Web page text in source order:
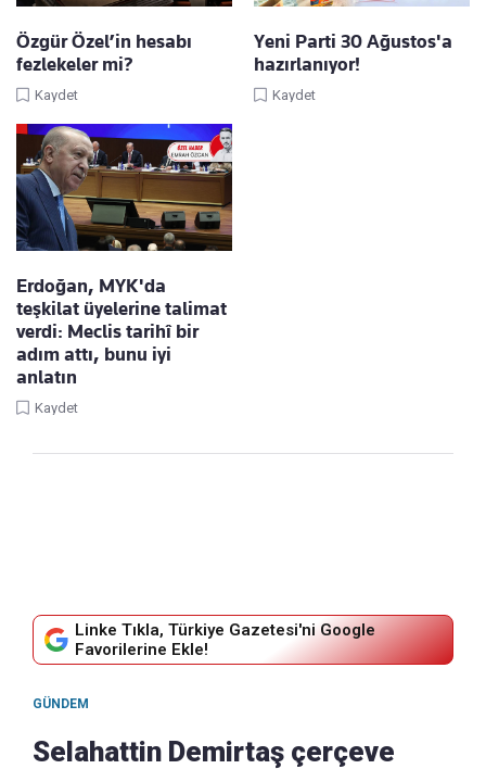
Özgür Özel’in hesabı
fezlekeler mi?
Kaydet
Yeni Parti 30 Ağustos'a
hazırlanıyor!
Kaydet
Erdoğan, MYK'da
teşkilat üyelerine talimat
verdi: Meclis tarihî bir
adım attı, bunu iyi
anlatın
Kaydet
Linke Tıkla, Türkiye Gazetesi'ni Google
Favorilerine Ekle!
GÜNDEM
Selahattin Demirtaş çerçeve